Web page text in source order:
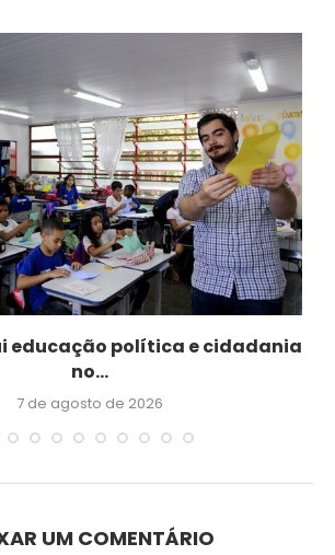
educação política e cidadania
no...
7 de agosto de 2026
UM COMENTÁRIO